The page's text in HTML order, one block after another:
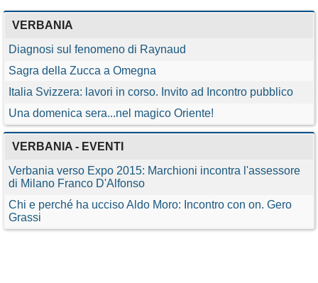
VERBANIA
Diagnosi sul fenomeno di Raynaud
Sagra della Zucca a Omegna
Italia Svizzera: lavori in corso. Invito ad Incontro pubblico
Una domenica sera...nel magico Oriente!
VERBANIA - EVENTI
Verbania verso Expo 2015: Marchioni incontra l'assessore
di Milano Franco D'Alfonso
Chi e perché ha ucciso Aldo Moro: Incontro con on. Gero
Grassi